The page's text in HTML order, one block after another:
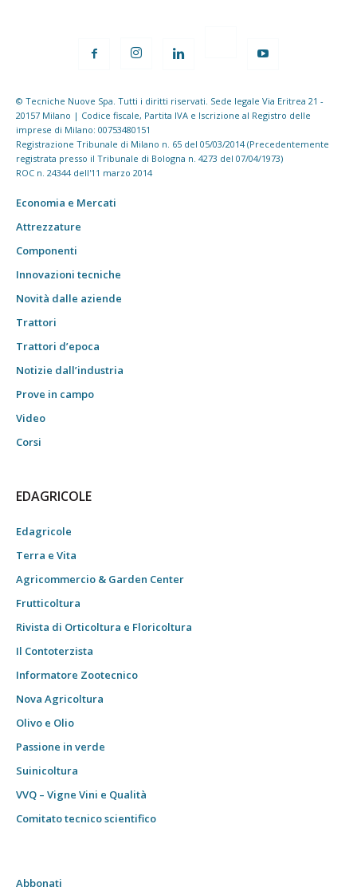
© Tecniche Nuove Spa. Tutti i diritti riservati. Sede legale Via Eritrea 21 -
20157 Milano | Codice fiscale, Partita IVA e Iscrizione al Registro delle
imprese di Milano: 00753480151
Registrazione Tribunale di Milano n. 65 del 05/03/2014 (Precedentemente
registrata presso il Tribunale di Bologna n. 4273 del 07/04/1973)
ROC n. 24344 dell'11 marzo 2014
Economia e Mercati
Attrezzature
Componenti
Innovazioni tecniche
Novità dalle aziende
Trattori
Trattori d’epoca
Notizie dall’industria
Prove in campo
Video
Corsi
EDAGRICOLE
Edagricole
Terra e Vita
Agricommercio & Garden Center
Frutticoltura
Rivista di Orticoltura e Floricoltura
Il Contoterzista
Informatore Zootecnico
Nova Agricoltura
Olivo e Olio
Passione in verde
Suinicoltura
VVQ – Vigne Vini e Qualità
Comitato tecnico scientifico
Abbonati